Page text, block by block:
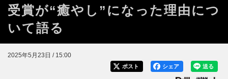
受賞が“癒やし”になった理由につ
いて語る
2025年5月23日 / 15:00
送る
シェア
ポスト